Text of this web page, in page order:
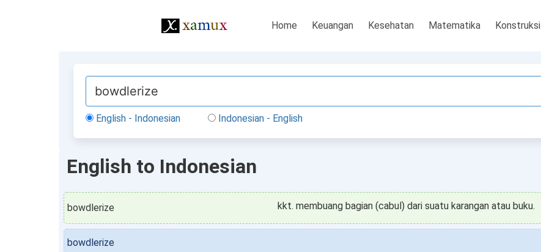
Home Keuangan Kesehatan Matematika Konstruksi
English - Indonesian Indonesian - English
English to Indonesian
bowdlerize kkt. membuang bagian (cabul) dari suatu karangan atau buku.
bowdlerize